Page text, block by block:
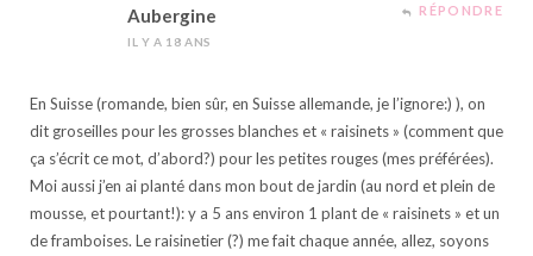
Aubergine
IL Y A 18 ANS
RÉPONDRE
En Suisse (romande, bien sûr, en Suisse allemande, je l’ignore:) ), on
dit groseilles pour les grosses blanches et « raisinets » (comment que
ça s’écrit ce mot, d’abord?) pour les petites rouges (mes préférées).
Moi aussi j’en ai planté dans mon bout de jardin (au nord et plein de
mousse, et pourtant!): y a 5 ans environ 1 plant de « raisinets » et un
de framboises. Le raisinetier (?) me fait chaque année, allez, soyons